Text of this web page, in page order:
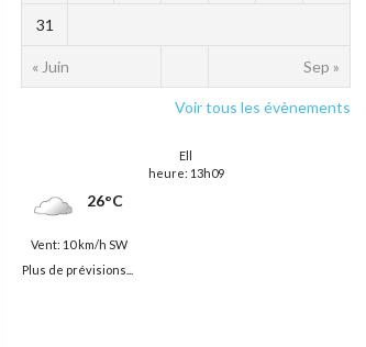
« Juin Sep »
31
Voir tous les évènements
Ell
heure: 13h09
26°C
Vent: 10 km/h SW
Plus de prévisions...